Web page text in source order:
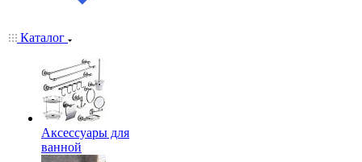
Каталог
Аксессуары для
ванной